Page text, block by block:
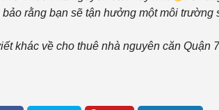
rằng bạn sẽ tận hưởng một môi trường
khác về cho thuê nhà nguyên căn Quận